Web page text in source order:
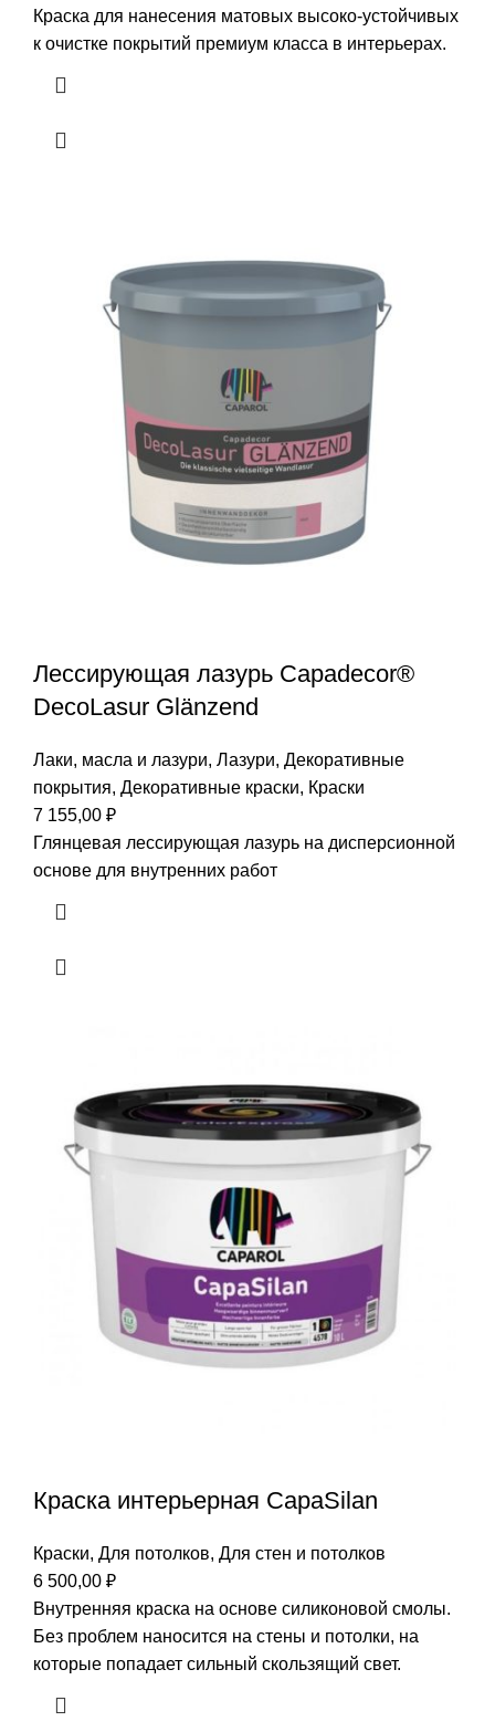
Краска для нанесения матовых высоко-устойчивых
к очистке покрытий премиум класса в интерьерах.
Лессирующая лазурь Capadecor®
DecoLasur Glänzend
Лаки, масла и лазури, Лазури, Декоративные
покрытия, Декоративные краски, Краски
7 155,00 ₽
Глянцевая лессирующая лазурь на дисперсионной
основе для внутренних работ
Краска интерьерная CapaSilan
Краски, Для потолков, Для стен и потолков
6 500,00 ₽
Внутренняя краска на основе силиконовой смолы.
Без проблем наносится на стены и потолки, на
которые попадает сильный скользящий свет.